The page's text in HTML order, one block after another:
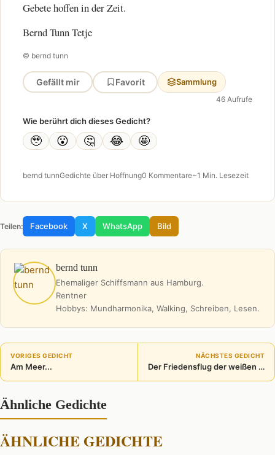
Gebete hoffen in der Zeit.
Bernd Tunn Tetje
© bernd tunn
Gefällt mir Favorit Sammlung
46 Aufrufe
Wie berührt dich dieses Gedicht?
🥹 😮 🤔 😂 🤩
bernd tunnGedichte über Hoffnung0 Kommentare~1 Min. Lesezeit
Teilen: Facebook X WhatsApp Bild
bernd tunn
Ehemaliger Schiffsmann aus Hamburg.
Rentner
Hobbys: Mundharmonika, Walking, Schreiben, Lesen.
VORIGES GEDICHT
Am Meer...
NÄCHSTES GEDICHT
Der Friedensflug der weißen Tauben
Ähnliche Gedichte
ÄHNLICHE GEDICHTE